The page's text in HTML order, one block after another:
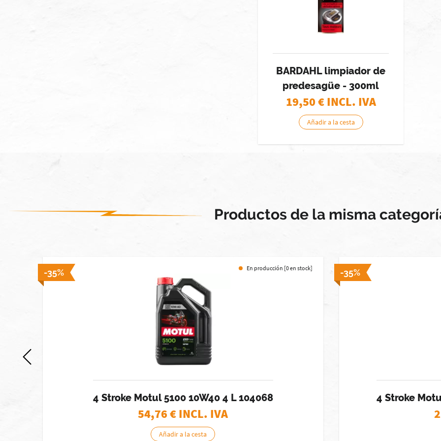
BARDAHL limpiador de
predesagüe - 300ml
19,50€ INCL. IVA
Añadir a la cesta
Productos de la misma
-35% En producción [0 en stock]
4 Stroke Motul 5100 10W40 4 L 104068
54,76€ INCL. IVA
Añadir a la cesta
-35%
4 Stroke